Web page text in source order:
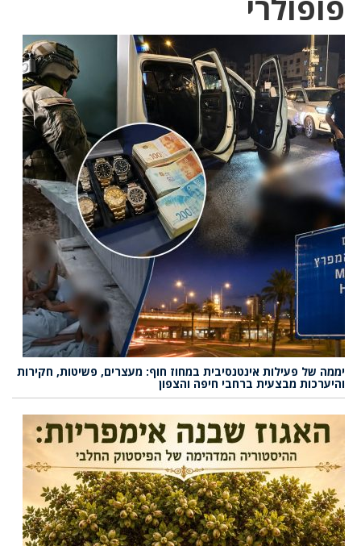
יממה של פעילות אינטנסיבית במחוז חוף: מעצרים, פשיטות, חקירות
והיערכות מבצעית ברחבי חיפה והצפון